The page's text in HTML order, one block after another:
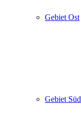
Gebiet Ost
Gebiet Süd